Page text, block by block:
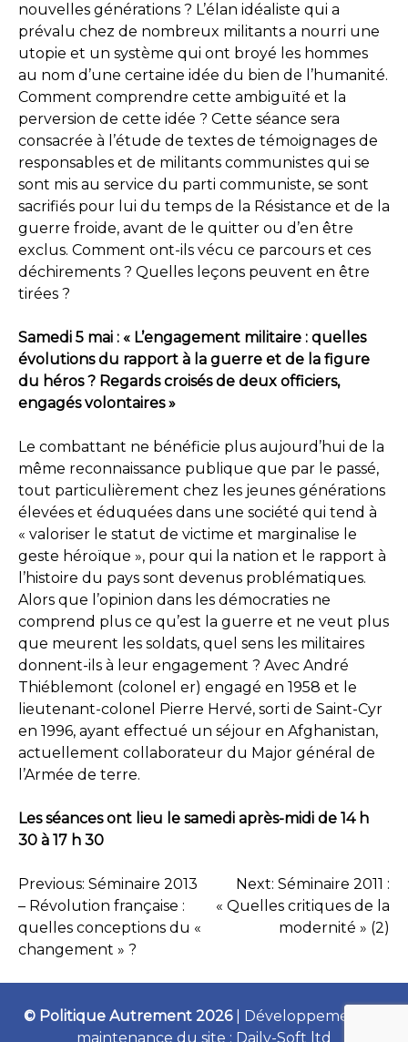
nouvelles générations ? L’élan idéaliste qui a
prévalu chez de nombreux militants a nourri une
utopie et un système qui ont broyé les hommes
au nom d’une certaine idée du bien de l’humanité.
Comment comprendre cette ambiguïté et la
perversion de cette idée ? Cette séance sera
consacrée à l’étude de textes de témoignages de
responsables et de militants communistes qui se
sont mis au service du parti communiste, se sont
sacrifiés pour lui du temps de la Résistance et de la
guerre froide, avant de le quitter ou d’en être
exclus. Comment ont-ils vécu ce parcours et ces
déchirements ? Quelles leçons peuvent en être
tirées ?
Samedi 5 mai : « L’engagement militaire : quelles
évolutions du rapport à la guerre et de la figure
du héros ? Regards croisés de deux officiers,
engagés volontaires »
Le combattant ne bénéficie plus aujourd’hui de la
même reconnaissance publique que par le passé,
tout particulièrement chez les jeunes générations
élevées et éduquées dans une société qui tend à
« valoriser le statut de victime et marginalise le
geste héroïque », pour qui la nation et le rapport à
l’histoire du pays sont devenus problématiques.
Alors que l’opinion dans les démocraties ne
comprend plus ce qu’est la guerre et ne veut plus
que meurent les soldats, quel sens les militaires
donnent-ils à leur engagement ? Avec André
Thiéblemont (colonel er) engagé en 1958 et le
lieutenant-colonel Pierre Hervé, sorti de Saint-Cyr
en 1996, ayant effectué un séjour en Afghanistan,
actuellement collaborateur du Major général de
l’Armée de terre.
Les séances ont lieu le samedi après-midi de 14 h
30 à 17 h 30
NAVIGATION
DE
Previous: Séminaire 2013
– Révolution française :
quelles conceptions du «
changement » ?
Next: Séminaire 2011 :
« Quelles critiques de la
modernité » (2)
© Politique Autrement 2026
Développement et
maintenance du site : Daily-Soft ltd